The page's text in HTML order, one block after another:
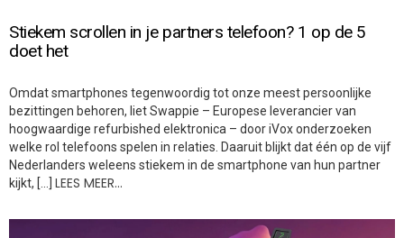
Stiekem scrollen in je partners telefoon? 1 op de 5
doet het
Omdat smartphones tegenwoordig tot onze meest persoonlijke
bezittingen behoren, liet Swappie – Europese leverancier van
hoogwaardige refurbished elektronica – door iVox onderzoeken
welke rol telefoons spelen in relaties. Daaruit blijkt dat één op de vijf
Nederlanders weleens stiekem in de smartphone van hun partner
kijkt, […] LEES MEER…